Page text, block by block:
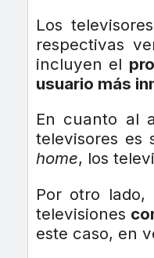
Los
respectivas
incluyen el
usuario más
En cuanto al
televisores es
home, los
Por otro lado,
televisiones
este caso, en